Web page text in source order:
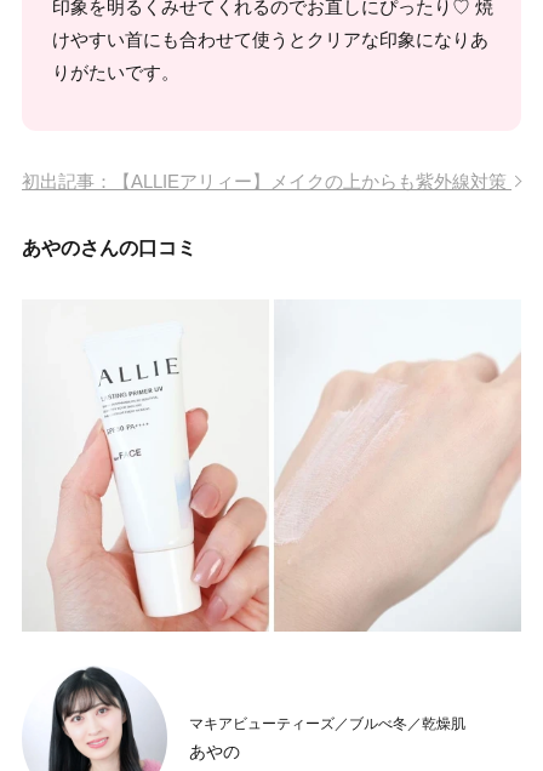
印象を明るくみせてくれるのでお直しにぴったり♡ 焼
けやすい首にも合わせて使うとクリアな印象になりあ
りがたいです。
初出記事：【ALLIEアリィー】メイクの上からも紫外線対策
あやのさんの口コミ
マキアビューティーズ／ブルべ冬／乾燥肌
あやの